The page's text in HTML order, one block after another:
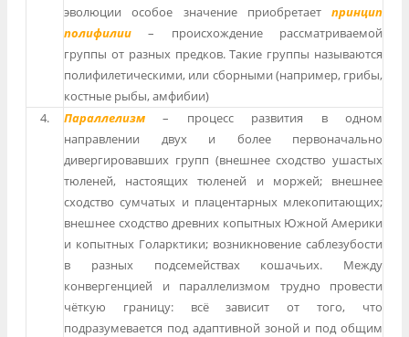
эволюции особое значение приобретает принцип
полифилии – происхождение рассматриваемой
группы от разных предков. Такие группы называются
полифилетическими, или сборными (например, грибы,
костные рыбы, амфибии)
4.
Параллелизм – процесс развития в одном
направлении двух и более первоначально
дивергировавших групп (внешнее сходство ушастых
тюленей, настоящих тюленей и моржей; внешнее
сходство сумчатых и плацентарных млекопитающих;
внешнее сходство древних копытных Южной Америки
и копытных Голарктики; возникновение саблезубости
в разных подсемействах кошачьих. Между
конвергенцией и параллелизмом трудно провести
чёткую границу: всё зависит от того, что
подразумевается под адаптивной зоной и под общим